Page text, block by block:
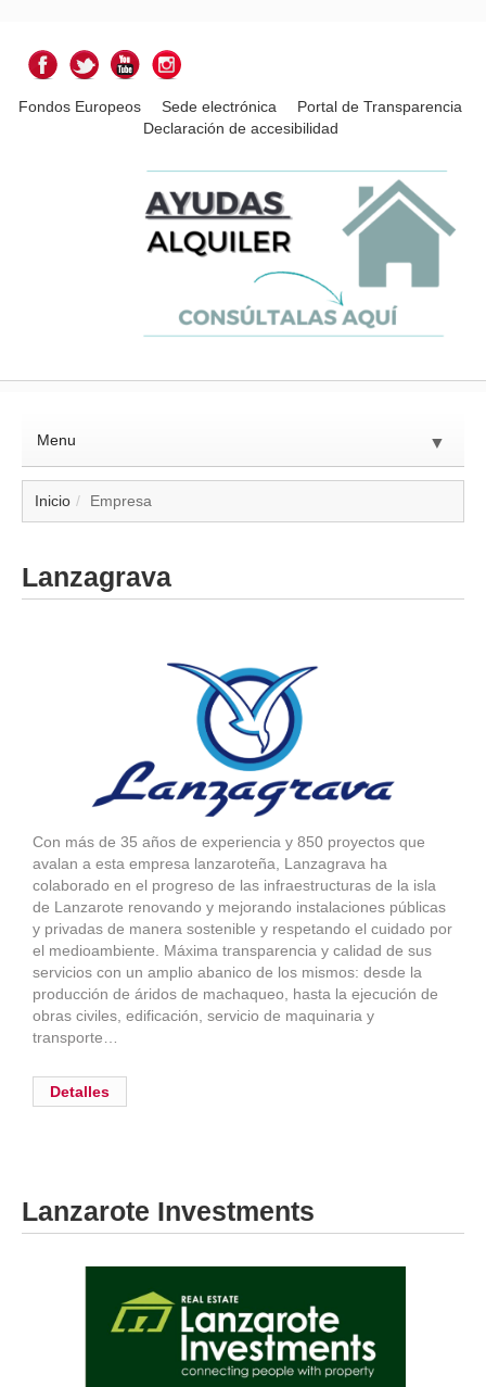
Fondos Europeos Sede electrónica
Portal de Transparencia
Declaración de accesibilidad
Menu ▼
▼
Inicio Empresa
Lanzagrava
Con más de 35 años de experiencia y 850 proyectos que
avalan a esta empresa lanzaroteña, Lanzagrava ha
colaborado en el progreso de las infraestructuras de la isla
de Lanzarote renovando y mejorando instalaciones públicas
y privadas de manera sostenible y respetando el cuidado por
el medioambiente. Máxima transparencia y calidad de sus
servicios con un amplio abanico de los mismos: desde la
producción de áridos de machaqueo, hasta la ejecución de
obras civiles, edificación, servicio de maquinaria y
transporte…
Detalles
Lanzarote Investments